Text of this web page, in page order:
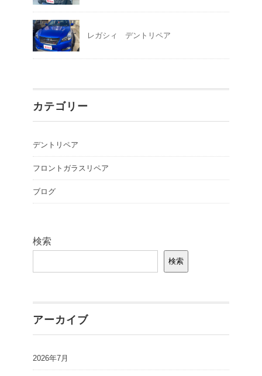
レガシィ デントリペア
カテゴリー
デントリペア
フロントガラスリペア
ブログ
検索
検索
アーカイブ
2026年7月